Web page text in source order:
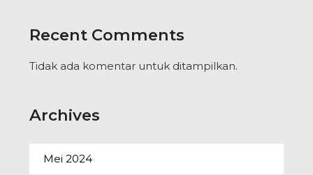
Recent Comments
Tidak ada komentar untuk ditampilkan.
Archives
Mei 2024